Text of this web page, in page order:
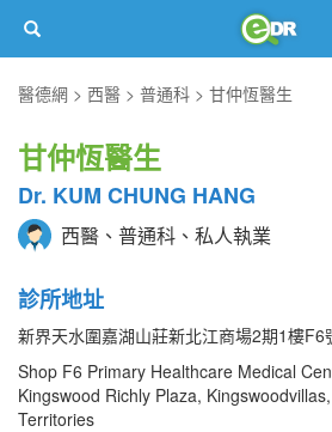
醫德網
西醫 普通科 甘仲恆醫生
甘仲恆醫生
Dr. KUM CHUNG HANG
西醫、普通科、私人執業
診所地址
新界天水圍嘉湖山莊新北江商場2期1樓F6
Shop F6 Primary Healthcare Medical
Kingswood Richly Plaza,
Territories